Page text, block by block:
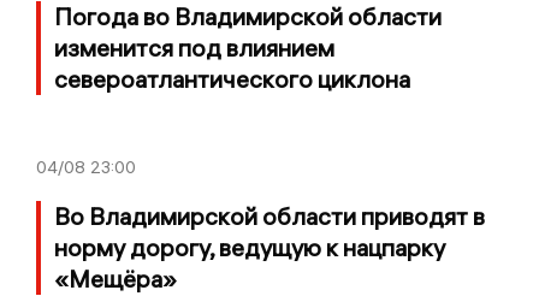
Погода во Владимирской области
изменится под влиянием
североатлантического циклона
04/08 23:00
Во Владимирской области приводят в
норму дорогу, ведущую к нацпарку
«Мещёра»